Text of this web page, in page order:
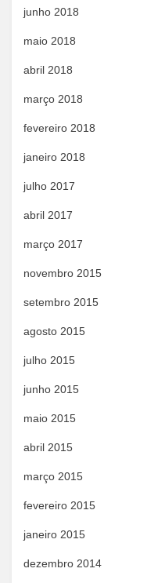
junho 2018
maio 2018
abril 2018
março 2018
fevereiro 2018
janeiro 2018
julho 2017
abril 2017
março 2017
novembro 2015
setembro 2015
agosto 2015
julho 2015
junho 2015
maio 2015
abril 2015
março 2015
fevereiro 2015
janeiro 2015
dezembro 2014